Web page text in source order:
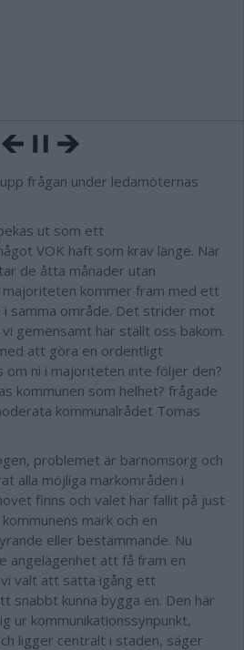
frågan under ledamöternas
ut som ett
VOK haft som krav länge. När
de åtta månader utan
majoriteten kommer fram med ett
samma område. Det strider mot
gemensamt har ställt oss bakom.
att göra en ordentligt
om ni i majoriteten inte följer den?
kommunen som helhet? frågade
kommunalrådet Tomas
problemet är barnomsorg och
alla möjliga markområden i
finns och valet har fallit på just
mark och en
eller bestämmande. Nu
angelägenhet att få fram en
valt att sätta igång ett
snabbt kunna bygga en. Den här
ur kommunikationssynpunkt,
ligger centralt i staden, säger